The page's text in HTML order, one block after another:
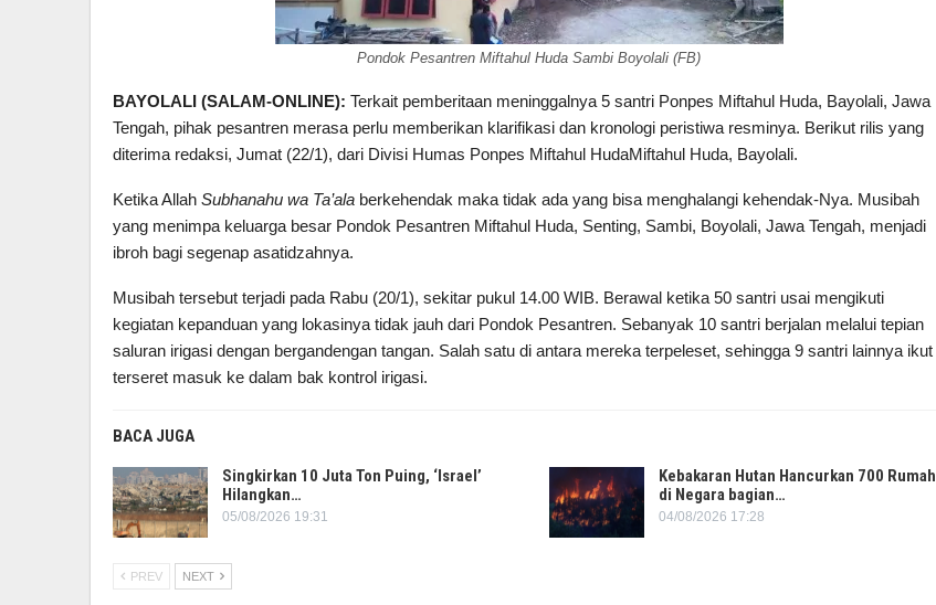
Pondok Pesantren Miftahul Huda Sambi Boyolali (FB)
BAYOLALI (SALAM-ONLINE): Terkait pemberitaan meninggalnya 5 santri Ponpes Miftahul Huda, Bayolali, Jawa
Tengah, pihak pesantren merasa perlu memberikan klarifikasi dan kronologi peristiwa resminya. Berikut rilis yang
diterima redaksi, Jumat (22/1), dari Divisi Humas Ponpes Miftahul HudaMiftahul Huda, Bayolali.
Ketika Allah Subhanahu wa Ta’ala berkehendak maka tidak ada yang bisa menghalangi kehendak-Nya. Musibah
yang menimpa keluarga besar Pondok Pesantren Miftahul Huda, Senting, Sambi, Boyolali, Jawa Tengah, menjadi
ibroh bagi segenap asatidzahnya.
Musibah tersebut terjadi pada Rabu (20/1), sekitar pukul 14.00 WIB. Berawal ketika 50 santri usai mengikuti
kegiatan kepanduan yang lokasinya tidak jauh dari Pondok Pesantren. Sebanyak 10 santri berjalan melalui tepian
saluran irigasi dengan bergandengan tangan. Salah satu di antara mereka terpeleset, sehingga 9 santri lainnya ikut
terseret masuk ke dalam bak kontrol irigasi.
BACA JUGA
Singkirkan 10 Juta Ton Puing, ‘Israel’
Hilangkan…
05/08/2026 19:31
Kebakaran Hutan Hancurkan 700 Rumah
di Negara bagian…
04/08/2026 17:28
PREV NEXT